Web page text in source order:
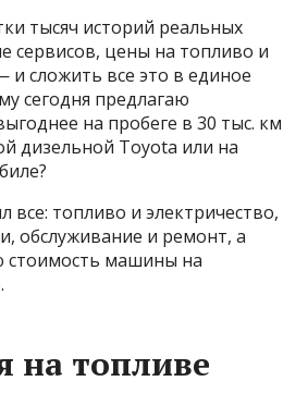
тысяч историй реальных
сервисов, цены на топливо и
сложить все это в единое
сегодня предлагаю
на пробеге в 30 тыс. км
дизельной Toyota или на
все: топливо и электричество,
обслуживание и ремонт, а
стоимость машины на
на топливе